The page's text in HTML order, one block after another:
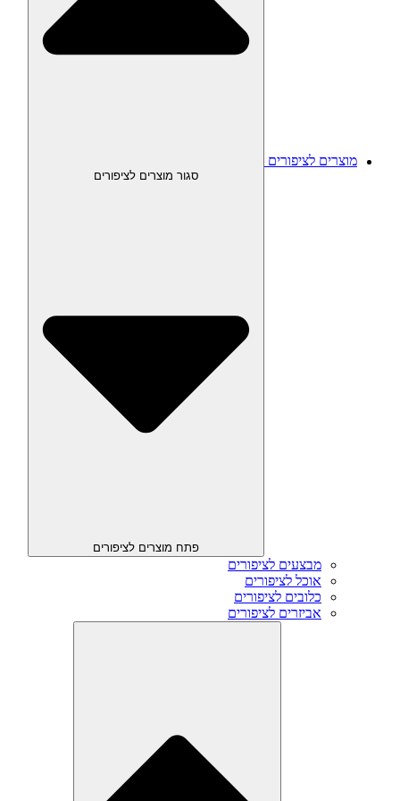
מוצרים לציפורים
סגור מוצרים לציפורים
פתח מוצרים לציפורים
מבצעים לציפורים
אוכל לציפורים
כלובים לציפורים
אביזרים לציפורים